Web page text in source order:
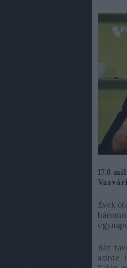
17.6
Évek
Bár
szinte